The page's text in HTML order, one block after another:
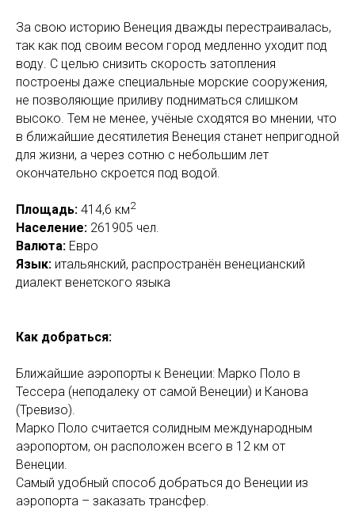
За свою историю Венеция дважды перестраивалась,
так как под своим весом город медленно уходит под
воду. С целью снизить скорость затопления
построены даже специальные морские сооружения,
не позволяющие приливу подниматься слишком
высоко. Тем не менее, учёные сходятся во мнении, что
в ближайшие десятилетия Венеция станет непригодной
для жизни, а через сотню с небольшим лет
окончательно скроется под водой.
Площадь: 414,6 км2
Население: 261905 чел.
Валюта: Евро
Язык: итальянский, распространён венецианский
диалект венетского языка
Как добраться:
Ближайшие аэропорты к Венеции: Марко Поло в
Тессера (неподалеку от самой Венеции) и Канова
(Тревизо).
Марко Поло считается солидным международным
аэропортом, он расположен всего в 12 км от
Венеции.
Самый удобный способ добраться до Венеции из
аэропорта – заказать трансфер.